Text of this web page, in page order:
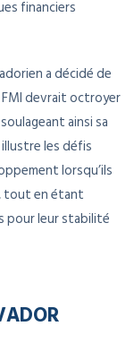
financiers
a décidé de
FMI devrait octroyer
ainsi sa
les défis
lorsqu’ils
tout en étant
pour leur stabilité